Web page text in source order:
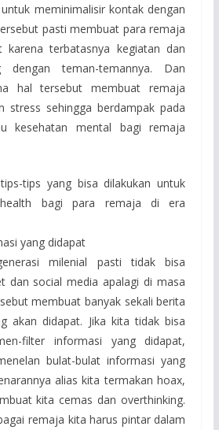
meminimalisir kontak dengan
pasti membuat para remaja
karena terbatasnya kegiatan dan
dengan teman-temannya. Dan
hal tersebut membuat remaja
stress sehingga berdampak pada
kesehatan mental bagi remaja
tips yang bisa dilakukan untuk
bagi para remaja di era
yang didapat
milenial pasti tidak bisa
dan social media apalagi di masa
membuat banyak sekali berita
akan didapat. Jika kita tidak bisa
filter informasi yang didapat,
bulat-bulat informasi yang
alias kita termakan hoax,
kita cemas dan overthinking.
remaja kita harus pintar dalam